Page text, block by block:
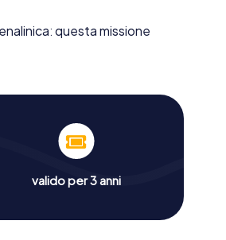
questa missione
valido per 3 anni